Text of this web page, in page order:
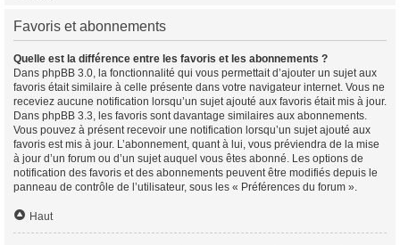
Favoris et abonnements
Quelle est la différence entre les favoris et les abonnements ?
Dans phpBB 3.0, la fonctionnalité qui vous permettait d’ajouter un sujet aux
favoris était similaire à celle présente dans votre navigateur internet. Vous ne
receviez aucune notification lorsqu’un sujet ajouté aux favoris était mis à jour.
Dans phpBB 3.3, les favoris sont davantage similaires aux abonnements.
Vous pouvez à présent recevoir une notification lorsqu’un sujet ajouté aux
favoris est mis à jour. L’abonnement, quant à lui, vous préviendra de la mise
à jour d’un forum ou d’un sujet auquel vous êtes abonné. Les options de
notification des favoris et des abonnements peuvent être modifiés depuis le
panneau de contrôle de l’utilisateur, sous les « Préférences du forum ».
Haut